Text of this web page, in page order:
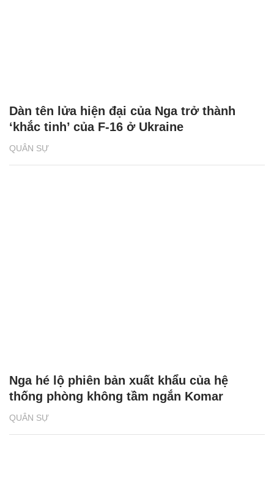
QUÂN SỰ
Dàn tên lửa hiện đại của Nga trở thành
‘khắc tinh’ của F-16 ở Ukraine
QUÂN SỰ
Nga hé lộ phiên bản xuất khẩu của hệ
thống phòng không tầm ngắn Komar